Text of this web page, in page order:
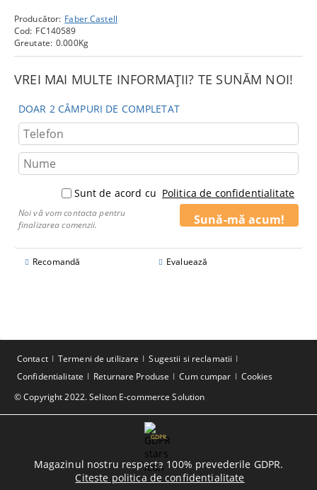
Producător: Faber Castell
Cod: FC140589
Greutate: 0.000Kg
VREI MAI MULTE INFORMAȚII? TE SUNĂM NOI!
DOAR 2 CÂMPURI DE COMPLETAT
Sunt de acord cu Politica de confidentialitate
Noi vă vom contacta pentru
finalizarea comenzii.
Recomandă Evaluează
© Copyright 2022. Seliton E-commerce Solution
Contact Termeni de utilizare
Sugestii si reclamatii
Confidentialitate
Returnare Produse Cum cumpar Cookies
GDPR
Magazinul nostru respecta 100% prevederile GDPR.
Citeste politica de confidentialitate